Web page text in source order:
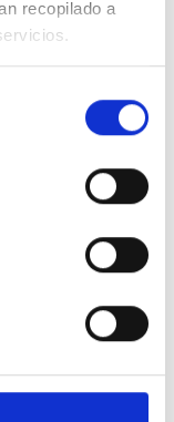
recopilado a